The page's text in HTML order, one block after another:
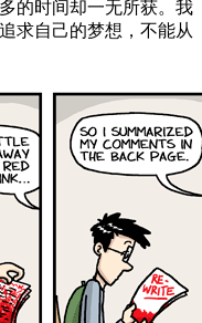
的时间却一无所获。我
求自己的梦想，不能从